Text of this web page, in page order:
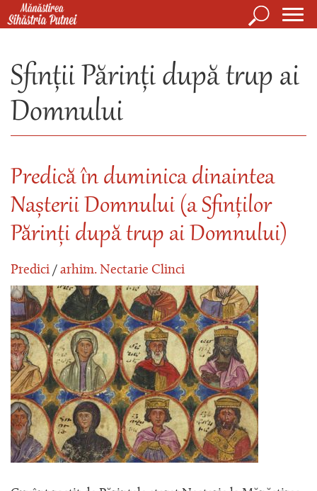
Mergi la conţinutul principal
Căutare
Sfinții Părinți după trup ai
Domnului
Predică în duminica dinaintea
Nașterii Domnului (a Sfinților
Părinți după trup ai Domnului)
Predici / arhim. Nectarie Clinci